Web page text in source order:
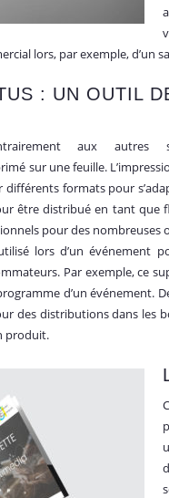
lors, par exemple, d’un
: UN OUTIL
aux autres
sur une feuille.
formats pour
être distribué en tant que
pour des nombreuses
lors d’un événement
Par exemple, ce
d’un événement.
des distributions dans les
produit.